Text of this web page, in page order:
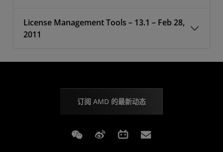
License Management Tools – 13.1 – Feb 28,
2011
订阅 AMD 的最新动态
Weixin Weibo Bilibili